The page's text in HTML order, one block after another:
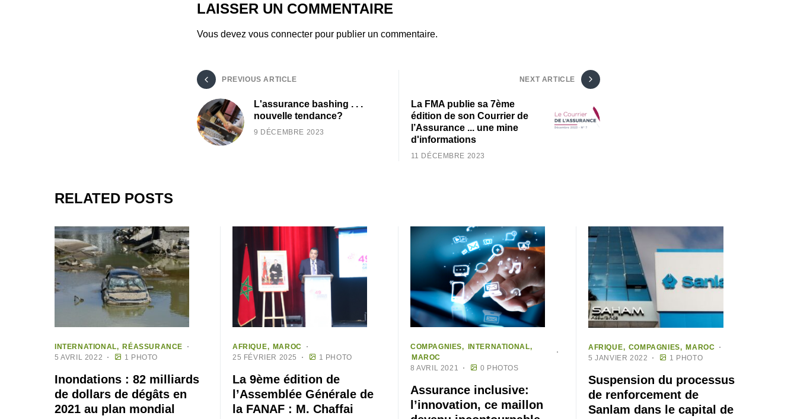
LAISSER UN COMMENTAIRE
Vous devez vous connecter pour publier un commentaire.
PREVIOUS ARTICLE
L'assurance bashing . . .
nouvelle tendance?
9 DÉCEMBRE 2023
NEXT ARTICLE
La FMA publie sa 7ème
édition de son Courrier de
l’Assurance ... une mine
d'informations
11 DÉCEMBRE 2023
RELATED POSTS
INTERNATIONAL
RÉASSURANCE
5 AVRIL 2022
1 PHOTO
Inondations : 82 milliards
de dollars de dégâts en
2021 au plan mondial
AFRIQUE
MAROC
25 FÉVRIER 2025
1 PHOTO
La 9ème édition de
l’Assemblée Générale de
la FANAF : M. Chaffai
COMPAGNIES
INTERNATIONAL
MAROC
8 AVRIL 2021
0 PHOTOS
Assurance inclusive:
l’innovation, ce maillon
AFRIQUE COMPAGNIES
MAROC
5 JANVIER 2022
1 PHOTO
Suspension du processus
de renforcement de
Sanlam dans le capital de